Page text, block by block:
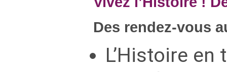
Des rendez-vous
L’Histoire